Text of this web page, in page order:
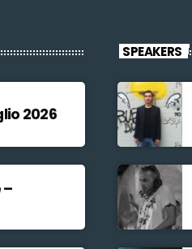
2026
–
SPEAKERS